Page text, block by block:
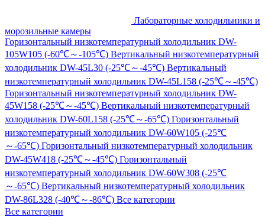
Лабораторные холодильники и
морозильные камеры
Горизонтальный низкотемпературный холодильник DW-
105W105 (-60℃～-105℃) Вертикальный низкотемпературный
холодильник DW-45L30 (-25℃～-45℃) Вертикальный
низкотемпературный холодильник DW-45L158 (-25℃～-45℃)
Горизонтальный низкотемпературный холодильник DW-
45W158 (-25℃～-45℃) Вертикальный низкотемпературный
холодильник DW-60L158 (-25℃～-65℃) Горизонтальный
низкотемпературный холодильник DW-60W105 (-25℃
～-65℃) Горизонтальный низкотемпературный холодильник
DW-45W418 (-25℃～-45℃) Горизонтальный
низкотемпературный холодильник DW-60W308 (-25℃
～-65℃) Вертикальный низкотемпературный холодильник
DW-86L328 (-40℃～-86℃) Все категории
Все категории